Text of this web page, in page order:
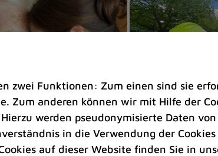
Ehrenamt |
zwei Funktionen: Zum einen sind sie
Zum anderen können wir mit Hilfe der
werden pseudonymisierte Daten
in die Verwendung der Cookies
auf dieser Website finden Sie in